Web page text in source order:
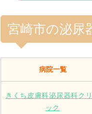
宮崎市の泌尿
病院一覧
きくち皮膚科泌尿器科ク
ック